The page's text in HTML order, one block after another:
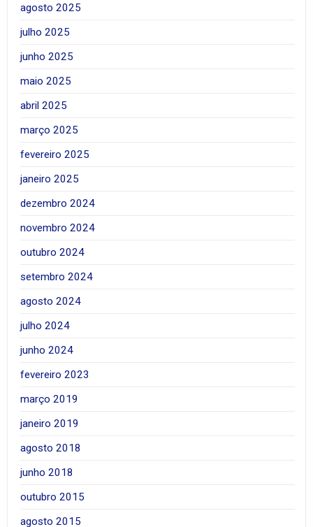
agosto 2025
julho 2025
junho 2025
maio 2025
abril 2025
março 2025
fevereiro 2025
janeiro 2025
dezembro 2024
novembro 2024
outubro 2024
setembro 2024
agosto 2024
julho 2024
junho 2024
fevereiro 2023
março 2019
janeiro 2019
agosto 2018
junho 2018
outubro 2015
agosto 2015